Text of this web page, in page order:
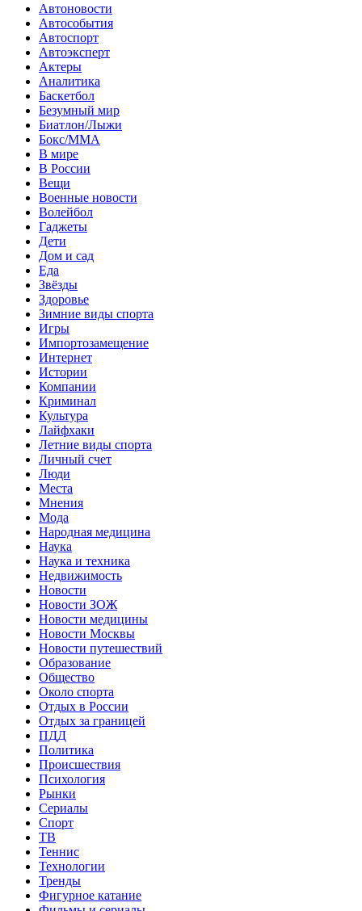
Автоновости
Автособытия
Автоспорт
Автоэксперт
Актеры
Аналитика
Баскетбол
Безумный мир
Биатлон/Лыжи
Бокс/MMA
В мире
В России
Вещи
Военные новости
Волейбол
Гаджеты
Дети
Дом и сад
Еда
Звёзды
Здоровье
Зимние виды спорта
Игры
Импортозамещение
Интернет
Истории
Компании
Криминал
Культура
Лайфхаки
Летние виды спорта
Личный счет
Люди
Места
Мнения
Мода
Народная медицина
Наука
Наука и техника
Недвижимость
Новости
Новости ЗОЖ
Новости медицины
Новости Москвы
Новости путешествий
Образование
Общество
Около спорта
Отдых в России
Отдых за границей
ПДД
Политика
Происшествия
Психология
Рынки
Сериалы
Спорт
ТВ
Теннис
Технологии
Тренды
Фигурное катание